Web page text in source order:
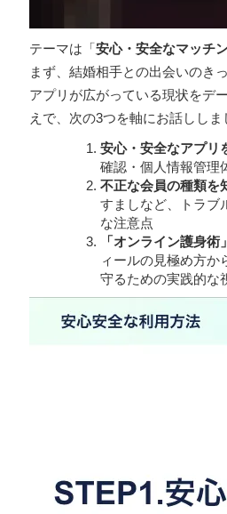
テーマは「安心・安全なマッチ
まず、結婚相手との出会いのき
アプリが広がっている現状をデ
えで、次の3つを軸にお話ししま
安心・安全なアプリ
確認・個人情報管理
不正な会員の種類を
すましなど、トラブ
な注意点
「オンライン護身
ィールの見極め方か
守るための実践的な